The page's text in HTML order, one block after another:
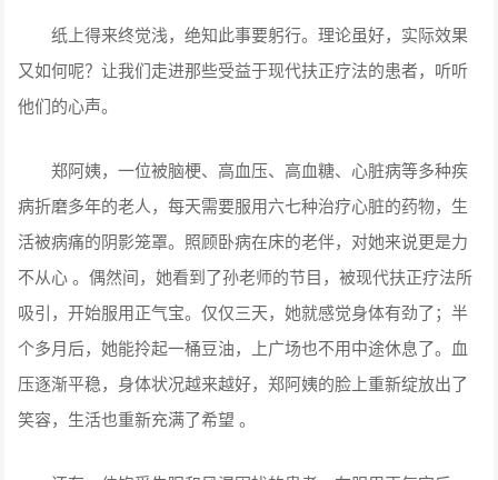
纸上得来终觉浅，绝知此事要躬行。理论虽好，实际效果
又如何呢？让我们走进那些受益于现代扶正疗法的患者，听听
他们的心声。
郑阿姨，一位被脑梗、高血压、高血糖、心脏病等多种疾
病折磨多年的老人，每天需要服用六七种治疗心脏的药物，生
活被病痛的阴影笼罩。照顾卧病在床的老伴，对她来说更是力
不从心 。偶然间，她看到了孙老师的节目，被现代扶正疗法所
吸引，开始服用正气宝。仅仅三天，她就感觉身体有劲了；半
个多月后，她能拎起一桶豆油，上广场也不用中途休息了。血
压逐渐平稳，身体状况越来越好，郑阿姨的脸上重新绽放出了
笑容，生活也重新充满了希望 。